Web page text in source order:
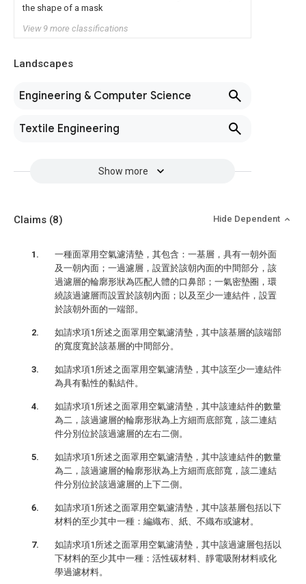
the shape of a mask
View 9 more classifications
Landscapes
Engineering & Computer Science
Textile Engineering
Show more
Claims (8) Hide Dependent
一種面罩用空氣濾清墊，其包含：一基層，具有一朝外面
及一朝內面；一過濾層，設置於該朝內面的中間部分，該
過濾層的輪廓形狀為匹配人體的口鼻部；一氣密墊圈，環
繞該過濾層而設置於該朝內面；以及至少一連結件，設置
於該朝外面的一端部。
如請求項1所述之面罩用空氣濾清墊，其中該基層的該端部
的寬度寬於該基層的中間部分。
如請求項1所述之面罩用空氣濾清墊，其中該至少一連結件
為具有黏性的黏結件。
如請求項1所述之面罩用空氣濾清墊，其中該連結件的數量
為二，該過濾層的輪廓形狀為上方細而底部寬，該二連結
件分別位於該過濾層的左右二側。
如請求項1所述之面罩用空氣濾清墊，其中該連結件的數量
為二，該過濾層的輪廓形狀為上方細而底部寬，該二連結
件分別位於該過濾層的上下二側。
如請求項1所述之面罩用空氣濾清墊，其中該基層包括以下
材料的至少其中一種：編織布、紙、不織布或濾材。
如請求項1所述之面罩用空氣濾清墊，其中該過濾層包括以
下材料的至少其中一種：活性碳材料、靜電吸附材料或化
學過濾材料。